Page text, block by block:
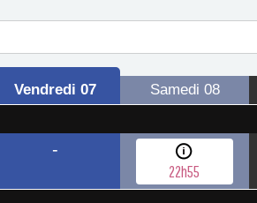
Vendredi 07 Samedi 08
-
22h55